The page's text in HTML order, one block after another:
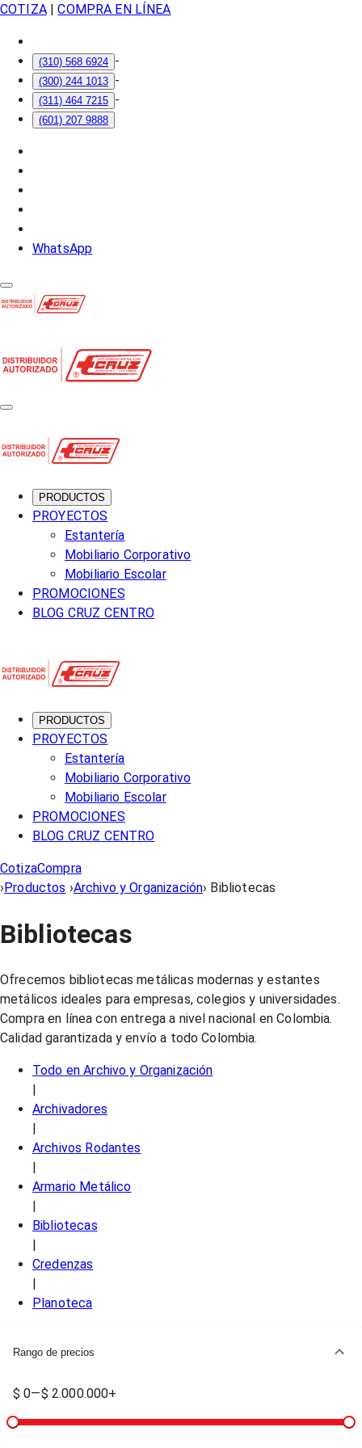
COTIZA| COMPRA EN LÍNEA
(310) 568 6924 -
(300) 244 1013 -
(311) 464 7215 -
(601) 207 9888
WhatsApp
PRODUCTOS
PROYECTOS
Estantería
Mobiliario Corporativo
Mobiliario Escolar
PROMOCIONES
BLOG CRUZ CENTRO
PRODUCTOS
PROYECTOS
Estantería
Mobiliario Corporativo
Mobiliario Escolar
PROMOCIONES
BLOG CRUZ CENTRO
CotizaCompra
›Productos ›Archivo y Organización› Bibliotecas
Bibliotecas
Ofrecemos bibliotecas metálicas modernas y estantes
metálicos ideales para empresas, colegios y universidades.
Compra en línea con entrega a nivel nacional en Colombia.
Calidad garantizada y envío a todo Colombia.
Todo enArchivo y Organización
Archivadores
Archivos Rodantes
Armario Metálico
Bibliotecas
Credenzas
Planoteca
Rango de precios
$ 0—$ 2.000.000+